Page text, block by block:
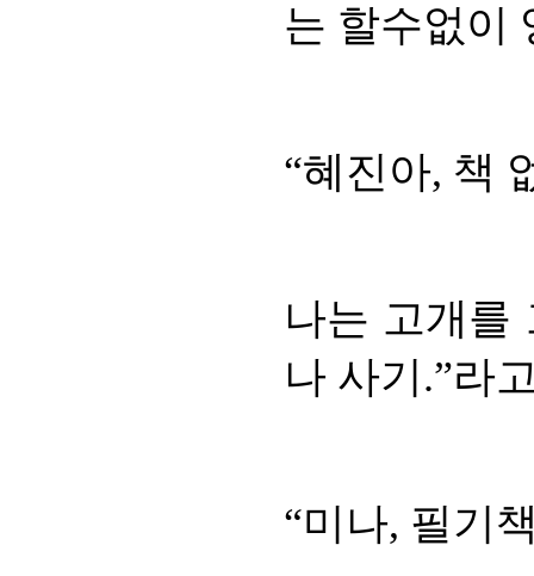
는 할수없이
“혜진아, 책
나는 고개를
나 사기.”라
“미나, 필기